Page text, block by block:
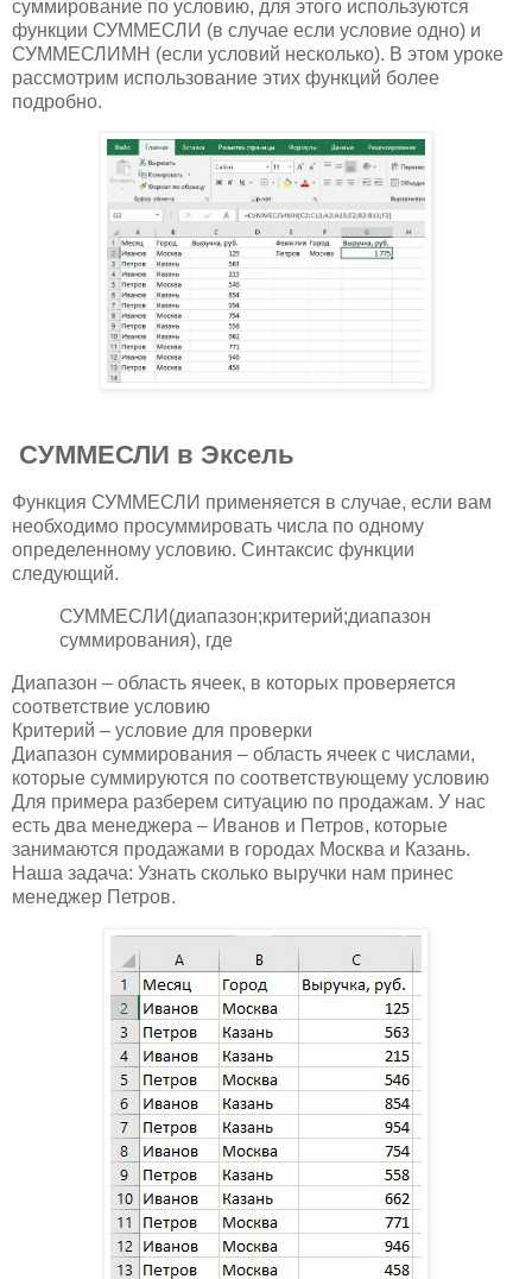
суммирование по условию, для этого используются
функции СУММЕСЛИ (в случае если условие одно) и
СУММЕСЛИМН (если условий несколько). В этом уроке
рассмотрим использование этих функций более
подробно.
СУММЕСЛИ в Эксель
Функция СУММЕСЛИ применяется в случае, если вам
необходимо просуммировать числа по одному
определенному условию. Синтаксис функции
следующий.
СУММЕСЛИ(диапазон;критерий;диапазон
суммирования), где
Диапазон – область ячеек, в которых проверяется
соответствие условию
Критерий – условие для проверки
Диапазон суммирования – область ячеек с числами,
которые суммируются по соответствующему условию
Для примера разберем ситуацию по продажам. У нас
есть два менеджера – Иванов и Петров, которые
занимаются продажами в городах Москва и Казань.
Наша задача: Узнать сколько выручки нам принес
менеджер Петров.